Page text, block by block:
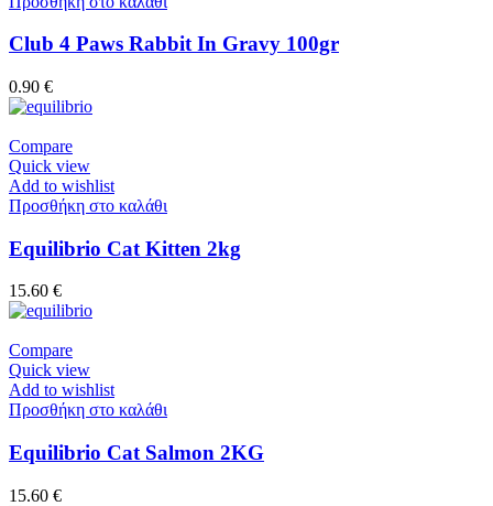
Club 4 Paws Rabbit In Gravy 100gr
0.90 €
Compare
Quick view
Add to wishlist
Προσθήκη στο καλάθι
Equilibrio Cat Kitten 2kg
15.60 €
Compare
Quick view
Add to wishlist
Προσθήκη στο καλάθι
Equilibrio Cat Salmon 2KG
15.60 €